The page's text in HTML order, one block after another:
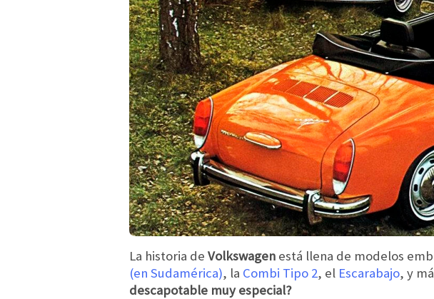
La historia de Volkswagen está llena de modelos
(en Sudamérica), la Combi Tipo 2, el Escarabajo, y
descapotable muy especial?